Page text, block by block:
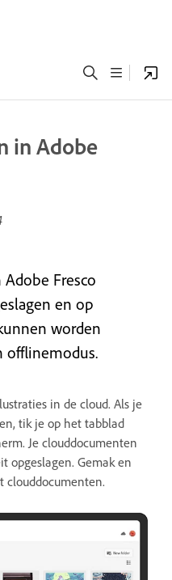
in Adobe
Fresco
en op
worden
offlinemodus.
in de cloud. Als je
tik je op het tabblad
Je clouddocumenten
opgeslagen. Gemak en
clouddocumenten.